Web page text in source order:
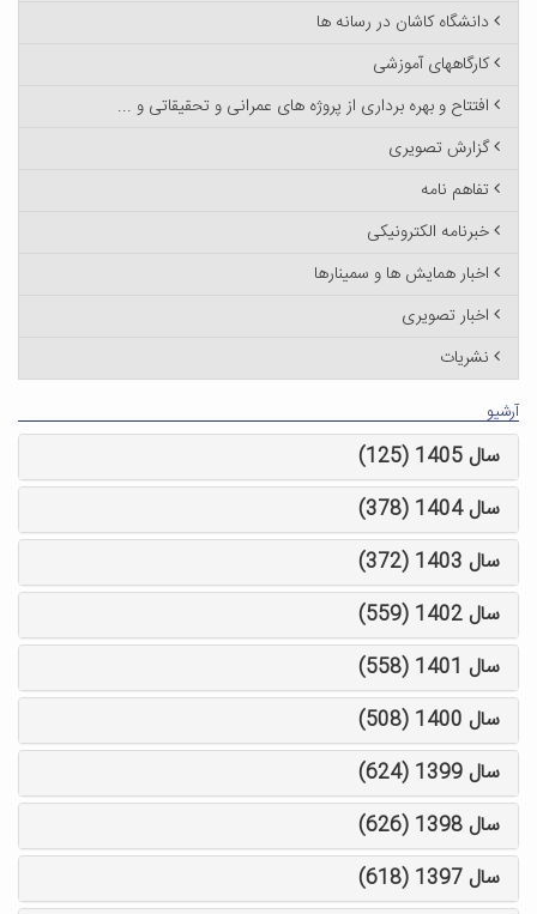
دانشگاه کاشان در رسانه ها
کارگاههای آموزشی
افتتاح و بهره برداری از پروژه های عمرانی و تحقیقاتی و ...
گزارش تصویری
تفاهم نامه
خبرنامه الکترونیکی
اخبار همایش ها و سمینارها
اخبار تصویری
نشریات
آرشیو
سال 1405 (125)
سال 1404 (378)
سال 1403 (372)
سال 1402 (559)
سال 1401 (558)
سال 1400 (508)
سال 1399 (624)
سال 1398 (626)
سال 1397 (618)